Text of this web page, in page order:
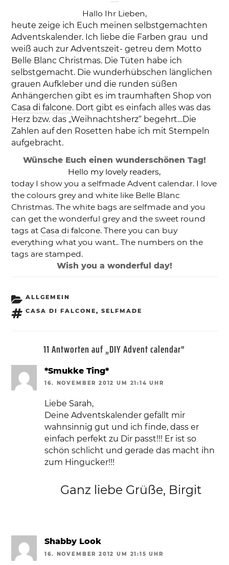
Hallo Ihr Lieben,
heute zeige ich Euch meinen selbstgemachten
Adventskalender. Ich liebe die Farben grau und
weiß auch zur Adventszeit- getreu dem Motto
Belle Blanc Christmas. Die Tüten habe ich
selbstgemacht. Die wunderhübschen länglichen
grauen Aufkleber und die runden süßen
Anhängerchen gibt es im traumhaften Shop von
Casa di falcone. Dort gibt es einfach alles was das
Herz bzw. das „Weihnachtsherz“ begehrt…Die
Zahlen auf den Rosetten habe ich mit Stempeln
aufgebracht.
Wünsche Euch einen wunderschönen Tag!
Hello my lovely readers,
today I show you a selfmade Advent calendar. I love
the colours grey and white like Belle Blanc
Christmas. The white bags are selfmade and you
can get the wonderful grey and the sweet round
tags atCasa di falcone. There you can buy
everything what you want.. The numbers on the
tags are stamped.
Wish you a wonderful day!
KATEGORIEN
ALLGEMEIN
SCHLAGWÖRTER
CASA DI FALCONE, SELFMADE
11 Antworten auf „DIY Advent calendar“
*Smukke Ting*
16. NOVEMBER 2012 UM 21:14 UHR
Liebe Sarah,
Deine Adventskalender gefällt mir
wahnsinnig gut und ich finde, dass er
einfach perfekt zu Dir passt!!! Er ist so
schön schlicht und gerade das macht ihn
zum Hingucker!!!
Ganz liebe Grüße, Birgit
Shabby Look
16. NOVEMBER 2012 UM 21:15 UHR